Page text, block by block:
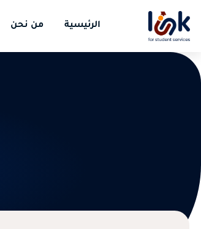
الرئيسية من نحن